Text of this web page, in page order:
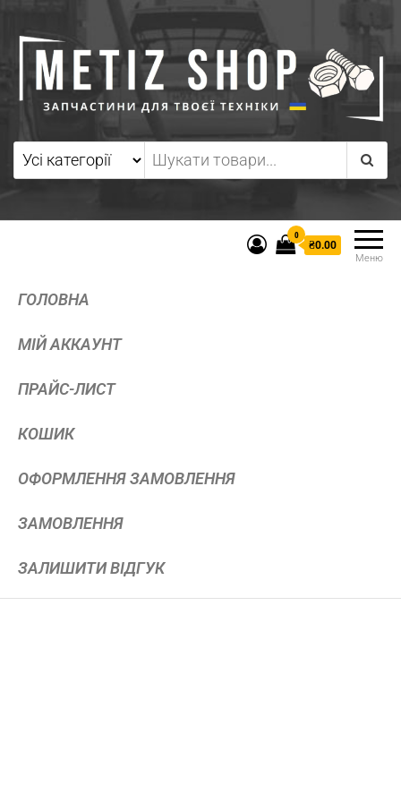
Меню
0
₴0.00
ГОЛОВНА
МІЙ АККАУНТ
ПРАЙС-ЛИСТ
КОШИК
ОФОРМЛЕННЯ ЗАМОВЛЕННЯ
ЗАМОВЛЕННЯ
ЗАЛИШИТИ ВІДГУК